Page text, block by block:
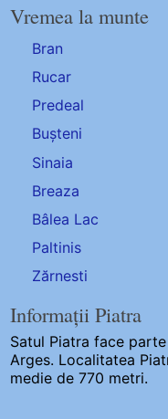
Vremea la munte
Bran
Rucar
Predeal
Bușteni
Sinaia
Breaza
Bâlea Lac
Paltinis
Zărnesti
Informații Piatra
Satul Piatra face
Arges. Localitatea
medie de 770 metri.